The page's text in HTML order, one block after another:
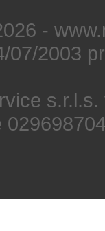
-
07/2003